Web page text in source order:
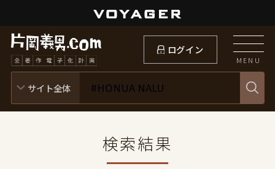
ログイン
MENU
検索結果